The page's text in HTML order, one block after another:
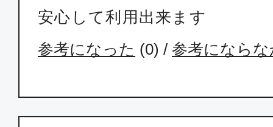
ANA992 15:50
大阪(関西)
東京(
安心して利用出来ます
参考になった (0) / 参考になら